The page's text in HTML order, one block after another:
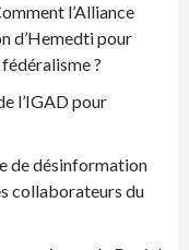
l’Alliance
d’Hemedti pour
?
l’IGAD pour
de désinformation
collaborateurs du